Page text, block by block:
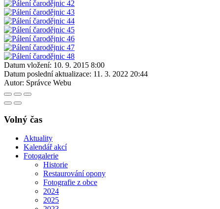
Datum vložení: 10. 9. 2015 8:00
Datum poslední aktualizace: 11. 3. 2022 20:44
Autor: Správce Webu
Volný čas
Aktuality
Kalendář akcí
Fotogalerie
Historie
Restaurování opony
Fotografie z obce
2024
2025